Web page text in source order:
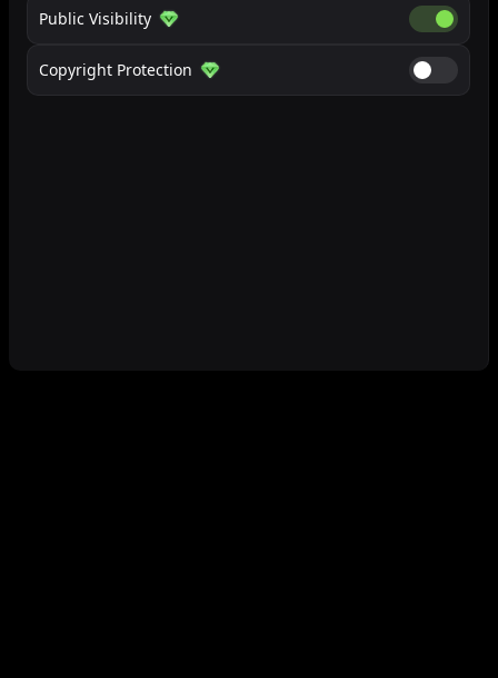
Public Visibility Public
Copyright Protection